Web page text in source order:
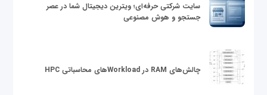
سایت شرکتی حرفه‌ای؛ ویترین دیجیتال شما در عصر
جستجو و هوش مصنوعی
چالش‌های RAM در Workloadهای محاسباتی HPC